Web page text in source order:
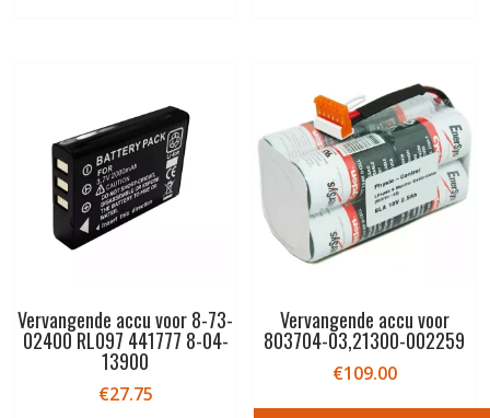
Vervangende accu voor 8-73-
02400 RL097 441777 8-04-
13900
€27.75
Vervangende accu voor
803704-03,21300-002259
€109.00